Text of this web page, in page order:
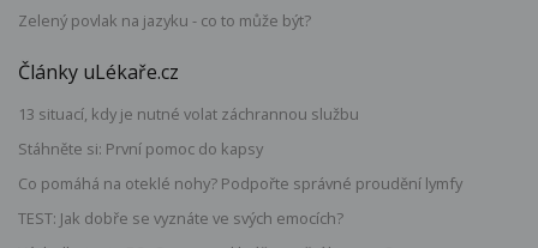
Zelený povlak na jazyku - co to může být?
Články uLékaře.cz
13 situací, kdy je nutné volat záchrannou službu
Stáhněte si: První pomoc do kapsy
Co pomáhá na oteklé nohy? Podpořte správné proudění lymfy
TEST: Jak dobře se vyznáte ve svých emocích?